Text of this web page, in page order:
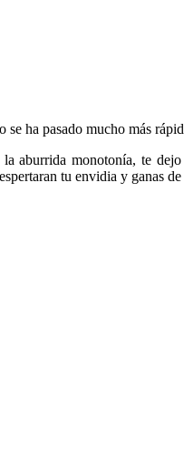
ha pasado mucho más
aburrida monotonía, te
tu envidia y ganas